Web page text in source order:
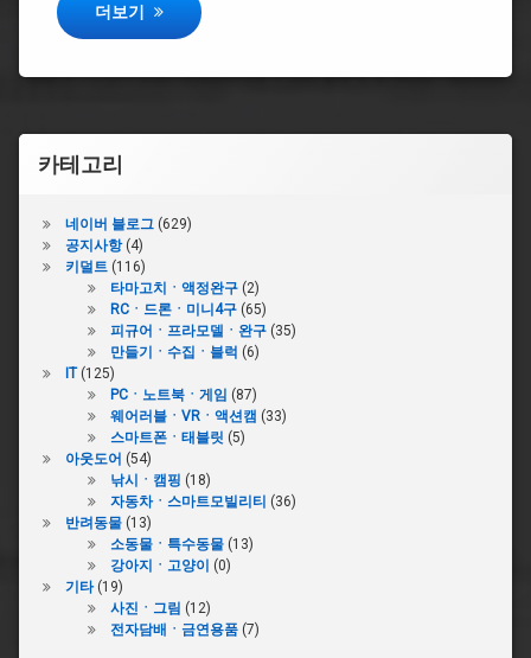
ASUS ROG 제피러스 G14 배터리 러닝타임 테스트
더보기
카테고리
네이버 블로그(629)
공지사항(4)
키덜트(116)
타마고치ㆍ액정완구(2)
RCㆍ드론ㆍ미니4구(65)
피규어ㆍ프라모델ㆍ완구(35)
만들기ㆍ수집ㆍ블럭 (6)
IT(125)
PCㆍ노트북ㆍ게임 (87)
웨어러블ㆍVRㆍ액션캠 (33)
스마트폰ㆍ태블릿 (5)
아웃도어 (54)
낚시ㆍ캠핑 (18)
자동차ㆍ스마트모빌리티 (36)
반려동물(13)
소동물ㆍ특수동물(13)
강아지ㆍ고양이
(0)
기타(19)
사진ㆍ그림 (12)
전자담배ㆍ금연용품(7)